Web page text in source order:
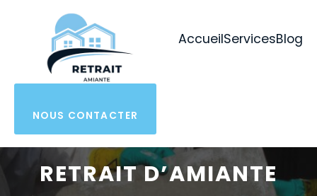
AccueilServicesBlog
NOUS CONTACTER
RETRAIT D’AMIANTE